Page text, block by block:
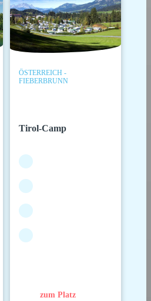
ÖSTERREICH -
FIEBERBRUNN
Tirol-Camp
zum Platz